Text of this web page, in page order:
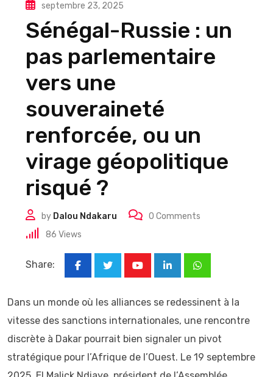
septembre 23, 2025
Sénégal-Russie : un
pas parlementaire
vers une
souveraineté
renforcée, ou un
virage géopolitique
risqué ?
by Dalou Ndakaru 0 Comments
86 Views
Share:
LinkedInWhatsapp
Dans un monde où les alliances se redessinent à la
vitesse des sanctions internationales, une rencontre
discrète à Dakar pourrait bien signaler un pivot
stratégique pour l’Afrique de l’Ouest. Le 19 septembre